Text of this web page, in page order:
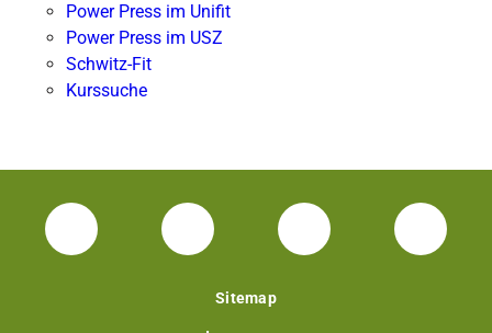
Power Press im Unifit
Power Press im USZ
Schwitz-Fit
Kurssuche
Facebook Unisport-Zentrum
Instagram Unisport-Zentrum
Youtube TU
Sitemap